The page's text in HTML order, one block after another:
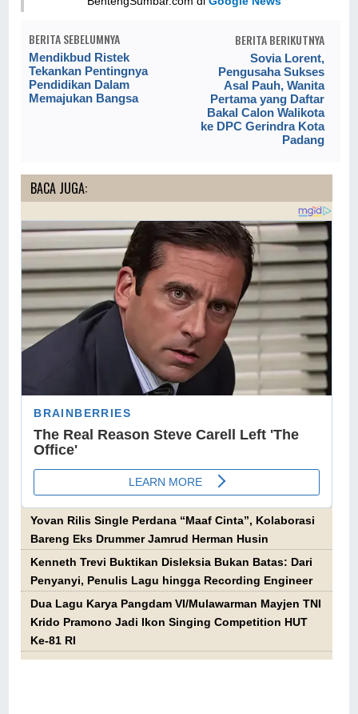
BERITA SEBELUMNYA
Mendikbud Ristek
Tekankan Pentingnya
Pendidikan Dalam
Memajukan Bangsa
BERITA BERIKUTNYA
Sovia Lorent,
Pengusaha Sukses
Asal Pauh, Wanita
Pertama yang Daftar
Bakal Calon Walikota
ke DPC Gerindra Kota
Padang
BACA JUGA:
Yovan Rilis Single Perdana “Maaf Cinta”, Kolaborasi
Bareng Eks Drummer Jamrud Herman Husin
Kenneth Trevi Buktikan Disleksia Bukan Batas: Dari
Penyanyi, Penulis Lagu hingga Recording Engineer
Dua Lagu Karya Pangdam VI/Mulawarman Mayjen TNI
Krido Pramono Jadi Ikon Singing Competition HUT
Ke-81 RI